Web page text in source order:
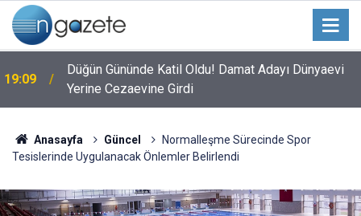
19:09
Düğün Gününde Katil Oldu! Damat Adayı Dünyaevi
Yerine Cezaevine Girdi
Anasayfa Güncel
Normalleşme Sürecinde Spor
Tesislerinde Uygulanacak Önlemler Belirlendi